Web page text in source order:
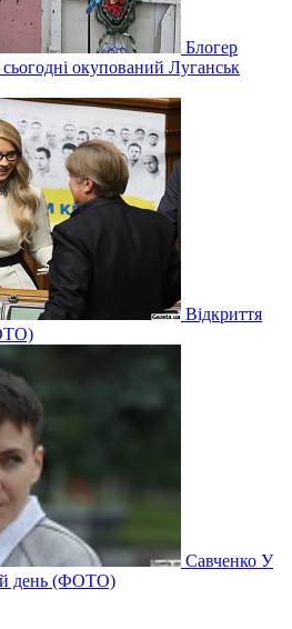
Блогер
сьогодні окупований Луганськ
Відкриття
Савченко У
день (ФОТО)